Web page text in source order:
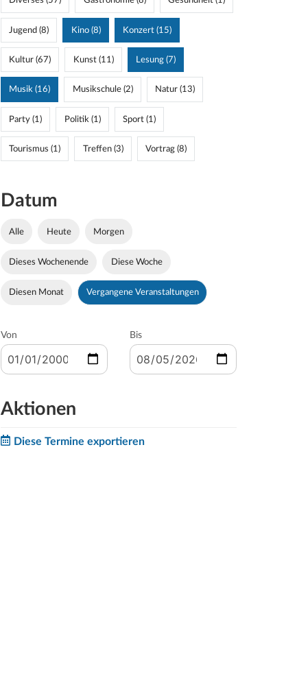
Jugend (8) Kino (8) Konzert (15)
Kultur (67) Kunst (11) Lesung (7)
Musik (16) Musikschule (2) Natur (13)
Party (1) Politik (1) Sport (1)
Tourismus (1) Treffen (3) Vortrag (8)
Datum
Alle Heute Morgen
Dieses Wochenende Diese Woche
Diesen Monat Vergangene Veranstaltungen
Von Bis
Aktionen
Diese Termine exportieren